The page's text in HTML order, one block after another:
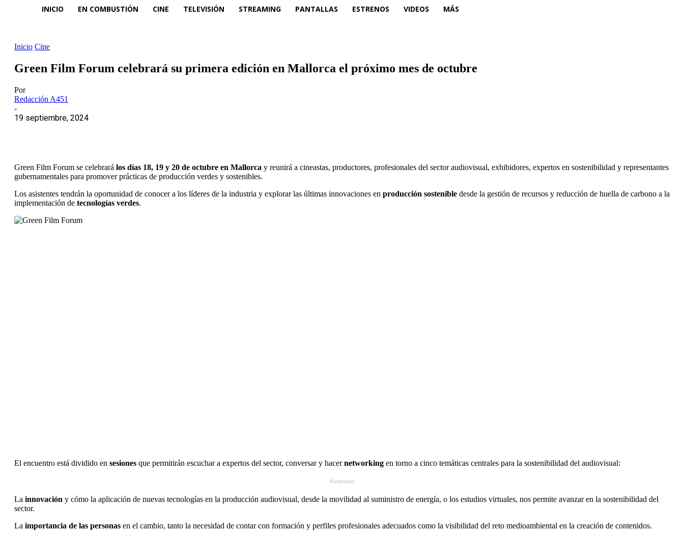
INICIO EN COMBUSTIÓN CINE TELEVISIÓN STREAMING PANTALLAS ESTRENOS VIDEOS MÁS
Inicio Cine
Green Film Forum celebrará su primera edición en Mallorca el próximo mes de octubre
Por
Redacción A451
-
19 septiembre, 2024
Green Film Forum se celebrará los días 18, 19 y 20 de octubre en Mallorca y reunirá a cineastas, productores, profesionales del sector audiovisual, exhibidores, expertos en sostenibilidad y representantes
gubernamentales para promover prácticas de producción verdes y sostenibles.
Los asistentes tendrán la oportunidad de conocer a los líderes de la industria y explorar las últimas innovaciones en producción sostenible desde la gestión de recursos y reducción de huella de carbono a la
implementación de tecnologías verdes.
El encuentro está dividido en sesiones que permitirán escuchar a expertos del sector, conversar y hacernetworking en torno a cinco temáticas centrales para la sostenibilidad del audiovisual:
- Publicidad -
La innovación y cómo la aplicación de nuevas tecnologías en la producción audiovisual, desde la movilidad al suministro de energía, o los estudios virtuales, nos permite avanzar en la sostenibilidad del
sector.
La importancia de las personas en el cambio, tanto la necesidad de contar con formación y perfiles profesionales adecuados como la visibilidad del reto medioambiental en la creación de contenidos.